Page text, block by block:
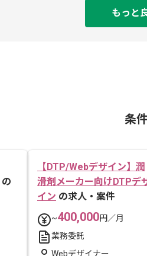
もっと
条
の
【DTP/Webデザイン】潤
滑剤メーカー向けDTPデ
イン の求人・案件
~400,000円／月
業務委託
Webデザイナー